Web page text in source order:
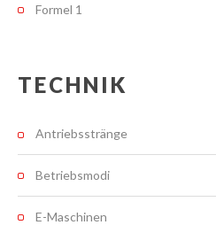
Formel 1
TECHNIK
Antriebsstränge
Betriebsmodi
E-Maschinen